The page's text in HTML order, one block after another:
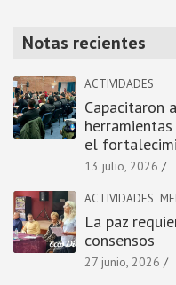
Notas recientes
ACTIVIDADES
Capacitaron
el
13 julio, 2026
ACTIVIDADES
La paz
consensos
27 junio, 2026